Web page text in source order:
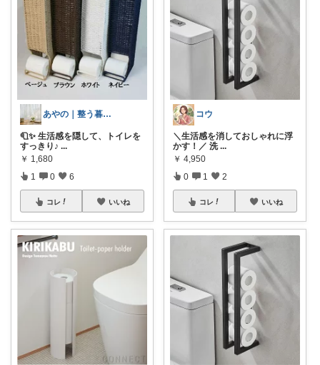
あやの｜整う暮らしROOM
🧻✨ 生活感を隠して、トイレを
すっきり♪ ...
￥ 1,680
1 0 6
コレ いいね
コウ
​＼生活感を消しておしゃれに浮
かす！／ 洗 ...
￥ 4,950
0 1 2
コレ いいね